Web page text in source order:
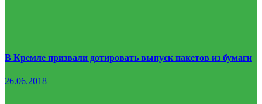
В Кремле призвали дотировать выпуск пакетов из бумаги
26.06.2018